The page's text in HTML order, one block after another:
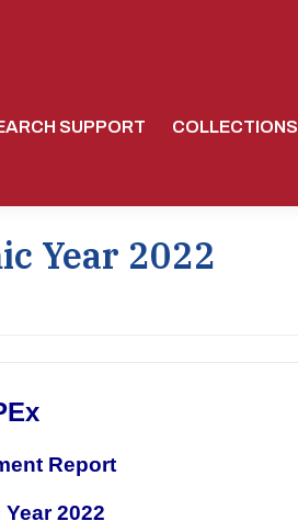
SUPPORT COLLECTIONS
Year 2022
Report
2022